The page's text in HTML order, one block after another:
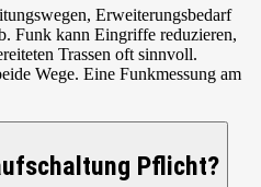
Erweiterungsbedarf
Funk kann Eingriffe reduzieren,
Trassen oft sinnvoll.
Wege. Eine Funkmessung am
Pflicht?